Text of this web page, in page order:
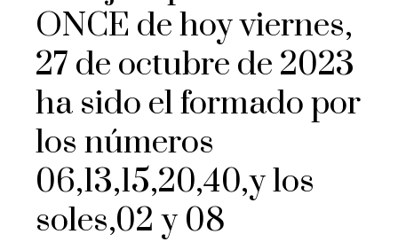
ONCE de hoy viernes,
27 de octubre de 2023
ha sido el formado por
los números
06,13,15,20,40,y los
soles,02 y 08